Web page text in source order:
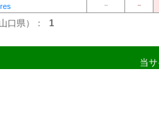
－ －
口県）： 1
当